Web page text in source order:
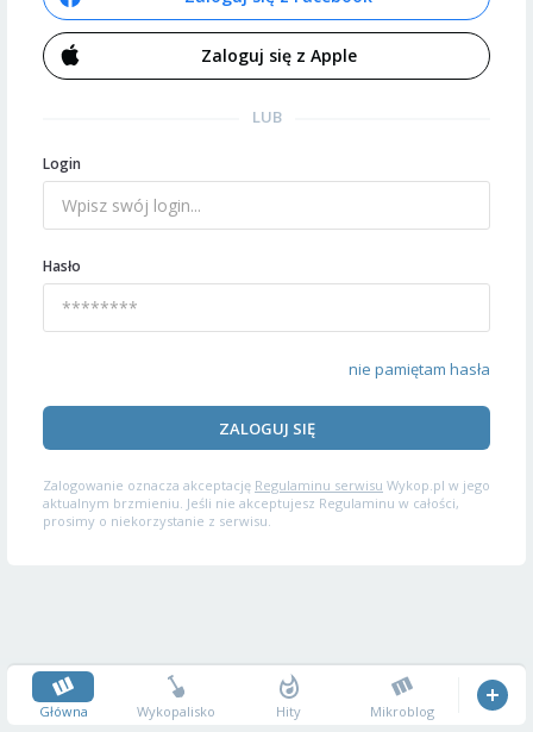
Zaloguj się z Apple
LUB
Login
Hasło
nie pamiętam hasła
ZALOGUJ SIĘ
Zalogowanie oznacza akceptację Regulaminu serwisu Wykop.pl w jego
aktualnym brzmieniu. Jeśli nie akceptujesz Regulaminu w całości,
prosimy o niekorzystanie z serwisu.
Główna Wykopalisko Hity Mikroblog